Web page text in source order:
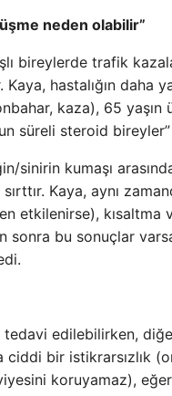
neden olabilir”
bireylerde trafik
hastalığın daha
kaza), 65 yaşın
süreli steroid
sinirin kumaşı
Kaya, aynı
etkilenirse), kısaltma
sonra bu sonuçlar
tedavi edilebilirken,
ciddi bir istikrarsızlık
koruyamaz),